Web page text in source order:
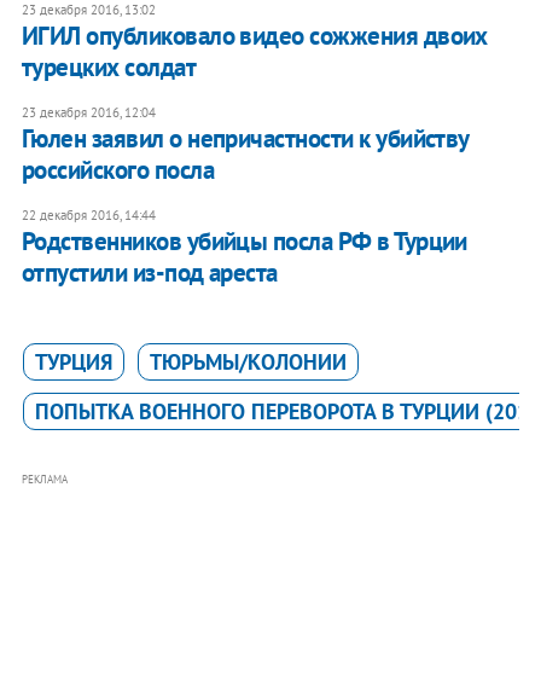
23 декабря 2016, 13:02
ИГИЛ опубликовало видео сожжения двоих
турецких солдат
23 декабря 2016, 12:04
Гюлен заявил о непричастности к убийству
российского посла
22 декабря 2016, 14:44
Родственников убийцы посла РФ в Турции
отпустили из-под ареста
ТУРЦИЯ
ТЮРЬМЫ/КОЛОНИИ
ПОПЫТКА ВОЕННОГО ПЕРЕВОРОТА В ТУРЦИИ
РЕКЛАМА